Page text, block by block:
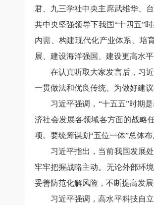
君、九三学社中央主席武维华、
共中央坚强领导下我国“十四五”
内需、构建现代化产业体系、培
展、建设海洋强国、建设更高水
在认真听取大家发言后，习
一贯做法和优良传统。为做好建
习近平强调，“十五五”时期
济社会发展各领域各方面的战略
项。要统筹谋划“五位一体”总体
习近平指出，当前我国发展
牢牢把握战略主动。无论外部环
妥善防范化解风险，不断提高发展
习近平强调，高水平科技自